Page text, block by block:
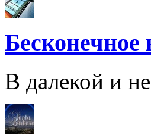
Бесконечное
В далекой и